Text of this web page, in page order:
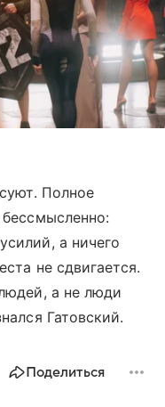
Полное
а ничего
не сдвигается.
а не люди
Гатовский.
Поделиться